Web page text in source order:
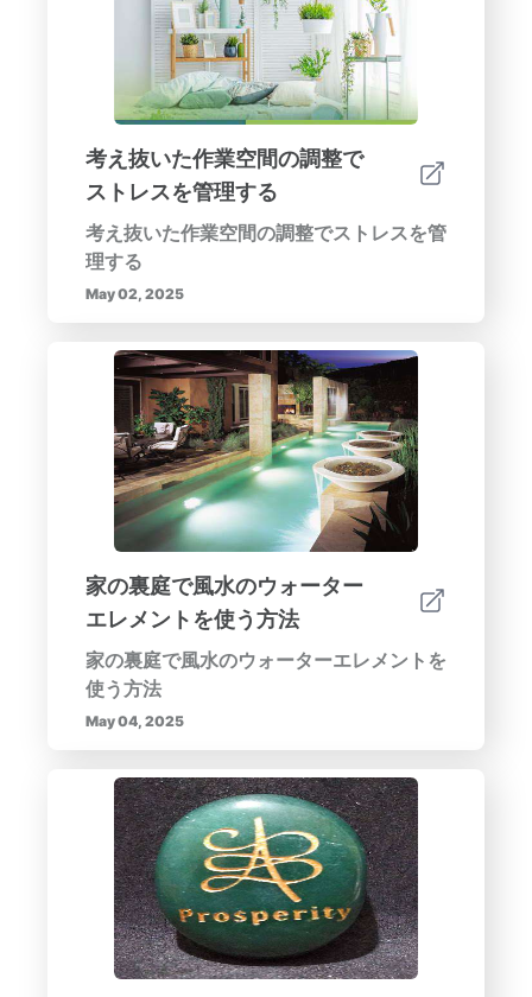
考え抜いた作業空間の調整で
ストレスを管理する
考え抜いた作業空間の調整でストレスを管
理する
May 02, 2025
家の裏庭で風水のウォーター
エレメントを使う方法
家の裏庭で風水のウォーターエレメントを
使う方法
May 04, 2025